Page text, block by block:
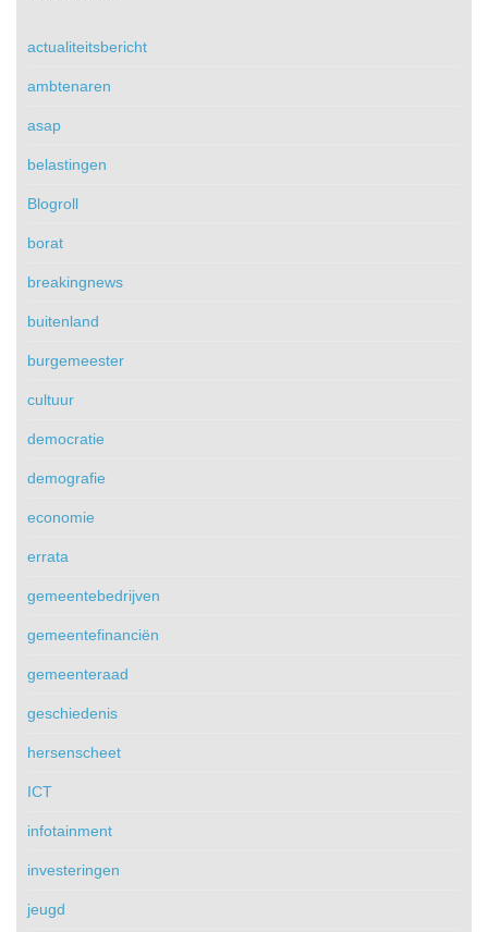
actualiteitsbericht
ambtenaren
asap
belastingen
Blogroll
borat
breakingnews
buitenland
burgemeester
cultuur
democratie
demografie
economie
errata
gemeentebedrijven
gemeentefinanciën
gemeenteraad
geschiedenis
hersenscheet
ICT
infotainment
investeringen
jeugd